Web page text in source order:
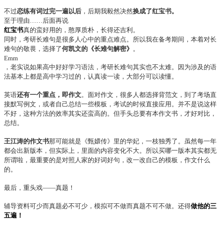
不过恋练有词过完一遍以后 ，后期我毅然决然换成了红宝书。
至于理由……后面再说
红宝书真的蛮好用的，憨厚质朴，长得还吉利。
同时，考研长难句是很多人心中的重点难点。所以我在备考期间，本着对长
难句的敬畏，选择了何凯文的《长难句解密》 。
Emm
，老实说如果高中好好学习语法，考研长难句其实也不太难。因为涉及的语
法基本上都是高中学习过的，认真读一读，大部分可以读懂。
英语还有一个重点，即作文。面对作文，很多人都选择背范文，到了考场直
接默写例文，或者自己总结一些模板，考试的时候直接应用。并不是说这样
不好，这种方法的效率其实还蛮高的。但手头总要有本作文书，才好对比，
总结。
王江涛的作文书那可能就是《甄嬛传》里的华妃，一枝独秀了。虽然每一年
都会出新版本，但实际上，里面的内容变化不大。所以买哪一版本其实都无
所谓啦，最重要的是对照人家的好词好句，改一改自己的模板，作文什么
的。
最后，重头戏——真题！
辅导资料可少而真题必不可少，模拟可不做而真题不可不做。还得做他的三
五遍！